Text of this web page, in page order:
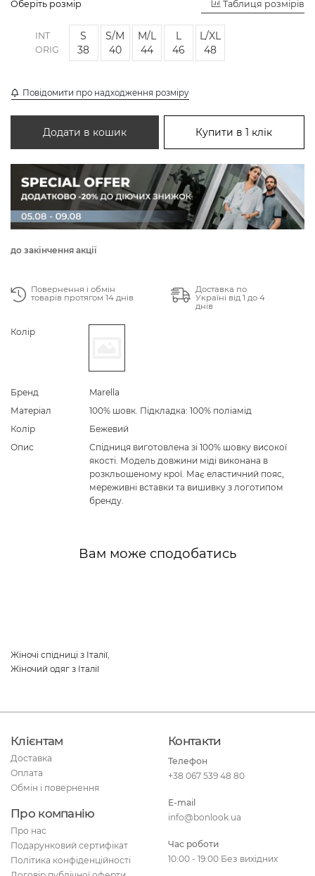
Оберіть розмір Таблиця розмірів
INT
ORIG
S
38
S/M
40
M/L
44
L
46
L/XL
48
Повідомити про надходження розміру
Додати в кошик Купити в 1 клік
до закінчення акції
Повернення і обмін
товарів протягом 14 днів
Доставка по
Україні від 1 до 4
днів
Колір
Бренд
Marella
Матеріал
100% шовк. Підкладка: 100% поліамід
Колір
Бежевий
Опис
Спідниця виготовлена зі 100% шовку високої
якості. Модель довжини міді виконана в
розкльошеному крої. Має еластичний пояс,
мереживні вставки та вишивку з логотипом
бренду.
Вам може сподобатись
Жіночі спідниці з Італії,
Жіночий одяг з Італії
Клієнтам
Доставка
Оплата
Обмін і повернення
Про компанію
Про нас
Подарунковий сертифікат
Політика конфіденційності
Контакти
Телефон
+38 067 539 48 80
E-mail
info@bonlook.ua
Час роботи
10:00 - 19:00 Без вихідних